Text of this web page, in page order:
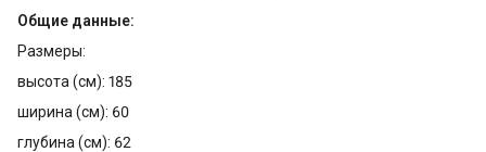
Общие данные:
Размеры:
высота (см): 185
ширина (см): 60
глубина (см): 62